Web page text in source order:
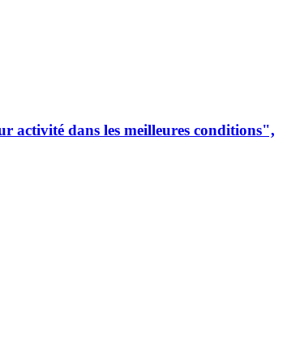
activité dans les meilleures conditions",